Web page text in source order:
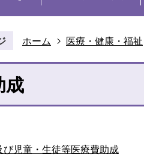
ホーム 医療・健康・福祉
成
び児童・生徒等医療費助成